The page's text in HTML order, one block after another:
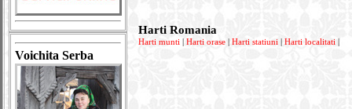
Voichita Serba
Harti Romania
Harti munti Harti orase Harti statiuni Harti localitati